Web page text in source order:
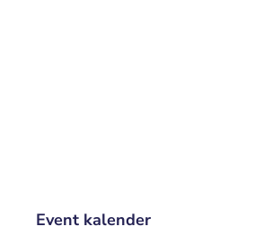
Event kalender